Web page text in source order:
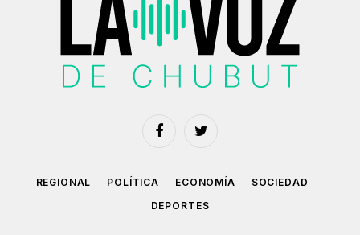
FacebookTwitter
REGIONAL POLÍTICA ECONOMÍA
SOCIEDAD
DEPORTES